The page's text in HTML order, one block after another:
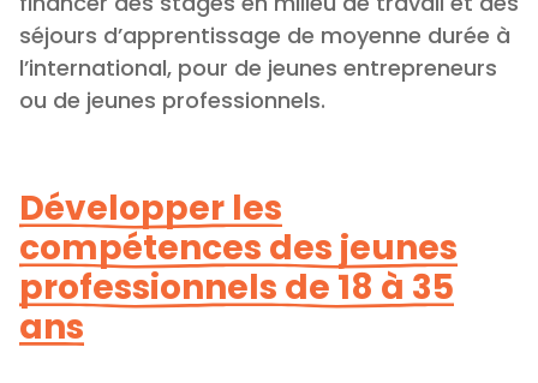
séjours d’apprentissage de moyenne durée à
l’international, pour de jeunes entrepreneurs
ou de jeunes professionnels.
Développer les
compétences des jeunes
professionnels de 18 à 35
ans